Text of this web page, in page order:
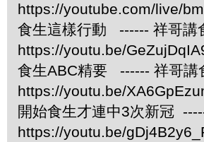
https://youtube.com/live/
食生這樣行動 ------ 祥哥講
https://youtu.be/
食生ABC精要 ------ 祥哥講
https://youtu.be/
開始食生才連中3次新冠
https://youtu.be/